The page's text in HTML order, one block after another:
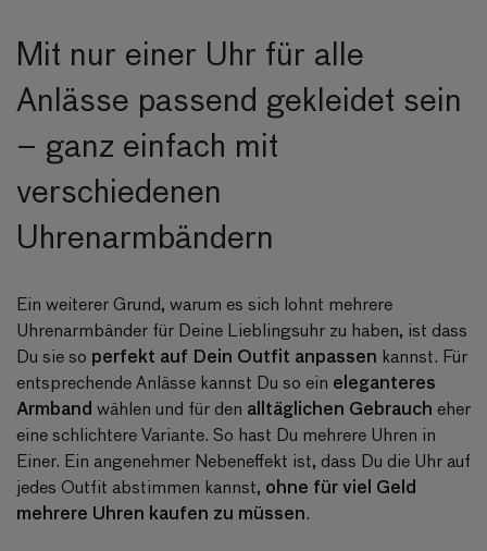
Mit nur einer Uhr für alle
Anlässe passend gekleidet sein
– ganz einfach mit
verschiedenen
Uhrenarmbändern
Ein weiterer Grund, warum es sich lohnt mehrere
Uhrenarmbänder für Deine Lieblingsuhr zu haben, ist dass
Du sie so perfekt auf Dein Outfit anpassen kannst. Für
entsprechende Anlässe kannst Du so ein eleganteres
Armband wählen und für den alltäglichen Gebrauch eher
eine schlichtere Variante. So hast Du mehrere Uhren in
Einer. Ein angenehmer Nebeneffekt ist, dass Du die Uhr auf
jedes Outfit abstimmen kannst, ohne für viel Geld
mehrere Uhren kaufen zu müssen.